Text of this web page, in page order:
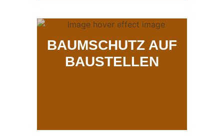
BAUMSCHUTZ AUF
BAUSTELLEN